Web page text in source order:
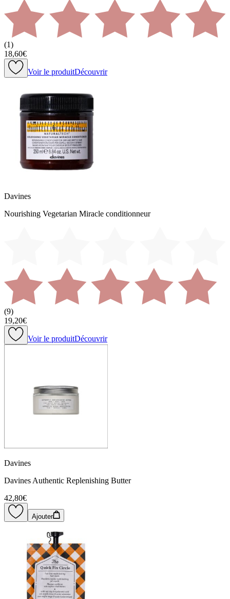
(1)
18,60€
Voir le produitDécouvrir
Davines
Nourishing Vegetarian Miracle conditionneur
(9)
19,20€
Voir le produitDécouvrir
Davines
Davines Authentic Replenishing Butter
42,80€
Ajouter